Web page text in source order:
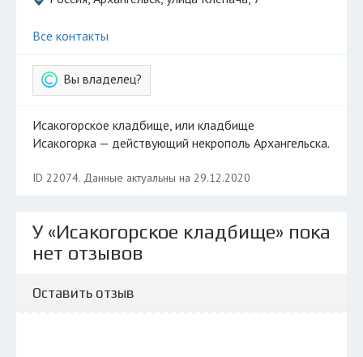
Все контакты
Вы владелец?
Исакогорское кладбище, или кладбище
Исакогорка — действующий некрополь Архангельска.
ID 22074. Данные актуальны на 29.12.2020
У «Исакогорское кладбище» пока
нет отзывов
Оставить отзыв